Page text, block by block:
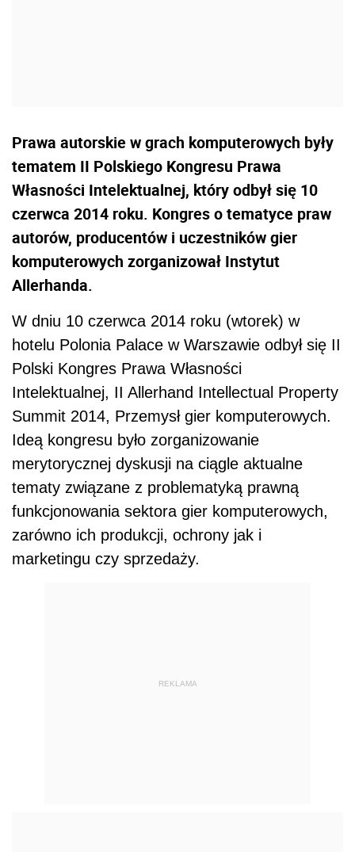
Prawa autorskie w grach komputerowych były
tematem II Polskiego Kongresu Prawa
Własności Intelektualnej, który odbył się 10
czerwca 2014 roku. Kongres o tematyce praw
autorów, producentów i uczestników gier
komputerowych zorganizował Instytut
Allerhanda.
W dniu 10 czerwca 2014 roku (wtorek) w
hotelu Polonia Palace w Warszawie odbył się II
Polski Kongres Prawa Własności
Intelektualnej, II Allerhand Intellectual Property
Summit 2014, Przemysł gier komputerowych.
Ideą kongresu było zorganizowanie
merytorycznej dyskusji na ciągle aktualne
tematy związane z problematyką prawną
funkcjonowania sektora gier komputerowych,
zarówno ich produkcji, ochrony jak i
marketingu czy sprzedaży.
REKLAMA